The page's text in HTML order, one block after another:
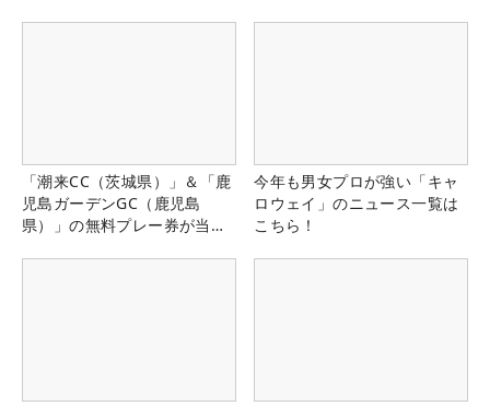
「潮来CC（茨城県）」＆「鹿
児島ガーデンGC（鹿児島
県）」の無料プレー券が当た
今年も男女プロが強い「キャ
ロウェイ」のニュース一覧は
こちら！